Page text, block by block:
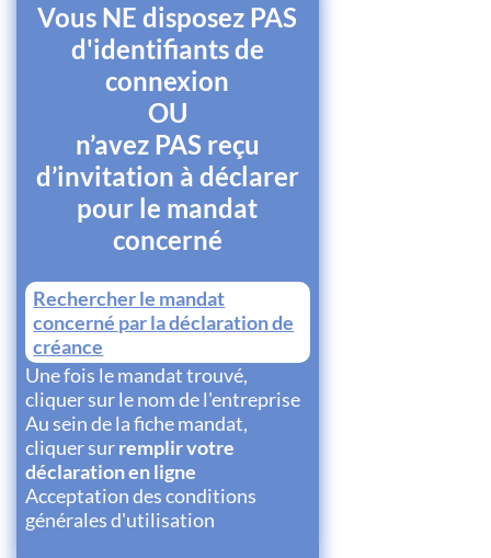
Vous NE disposez PAS
d'identifiants de
connexion
OU
n’avez PAS reçu
d’invitation à déclarer
pour le mandat
concerné
Rechercher le mandat
concerné par la déclaration de
créance
Une fois le mandat trouvé,
cliquer sur le nom de l'entreprise
Au sein de la fiche mandat,
cliquer surremplir votre
déclaration en ligne
Acceptation des conditions
générales d'utilisation